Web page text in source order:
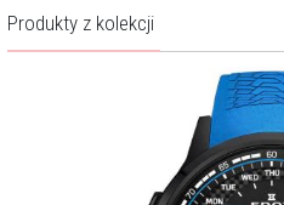
Produkty z kolekcji